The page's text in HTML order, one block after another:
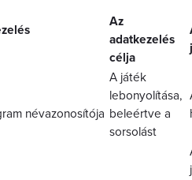
Az
adatkezelés
célja
névazonosítója
A játék
lebonyolítása,
beleértve a
sorsolást